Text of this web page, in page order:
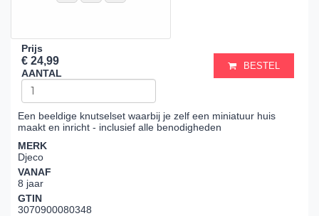
Prijs
€ 24,99
AANTAL
BESTEL
Een beeldige knutselset waarbij je zelf een miniatuur huis
maakt en inricht - inclusief alle benodigheden
MERK
Djeco
VANAF
8 jaar
GTIN
3070900080348